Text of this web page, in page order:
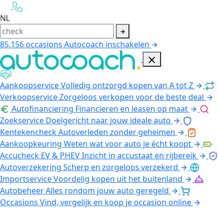
NL
85.156occasions Autocoach inschakelen
AankoopserviceVolledig ontzorgd kopen van A tot Z
VerkoopserviceZorgeloos verkopen voor de beste deal
Autofinanciering Financieren en leasen op maat
Zoekservice Doelgericht naar jouw ideale auto
KentekencheckAutoverleden zonder geheimen
Aankoopkeuring Weten wat voor auto je écht koopt
Accucheck EV & PHEVInzicht in accustaat en rijbereik
Autoverzekering Scherp en zorgeloos verzekerd
ImportserviceVoordelig kopen uit het buitenland
AutobeheerAlles rondom jouw auto geregeld
Occasions Vind, vergelijk en koop je occasion online